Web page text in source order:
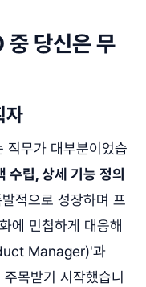
당신은 무
자
직무가 대부분이었습
수립, 상세 기능 정의
적으로 성장하며 프
에 민첩하게 대응해
Manager)'과
목받기 시작했습니